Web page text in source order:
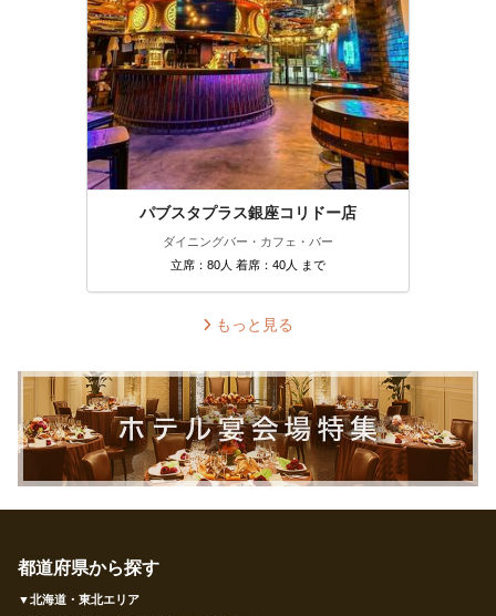
パブスタプラス銀座コリドー店
ダイニングバー・カフェ・バー
立席：80人 着席：40人 まで
もっと見る
都道府県から探す
▼北海道・東北エリア